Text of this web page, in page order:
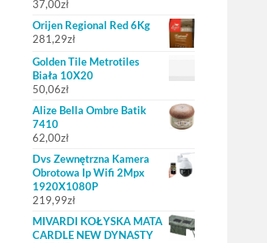
37,00zł
Orijen Regional Red 6Kg
281,29zł
Golden Tile Metrotiles
Biała 10X20
50,06zł
Alize Bella Ombre Batik
7410
62,00zł
Dvs Zewnętrzna Kamera
Obrotowa Ip Wifi 2Mpx
1920X1080P
219,99zł
MIVARDI KOŁYSKA MATA
CARDLE NEW DYNASTY